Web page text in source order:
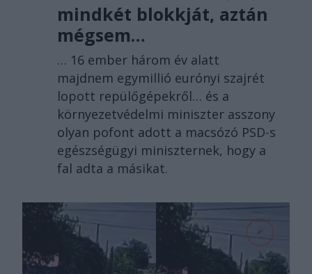
mindkét blokkját, aztán
mégsem…
… 16 ember három év alatt
majdnem egymillió eurónyi szajrét
lopott repülőgépekről… és a
környezetvédelmi miniszter asszony
olyan pofont adott a macsózó PSD-s
egészségügyi miniszternek, hogy a
fal adta a másikat.